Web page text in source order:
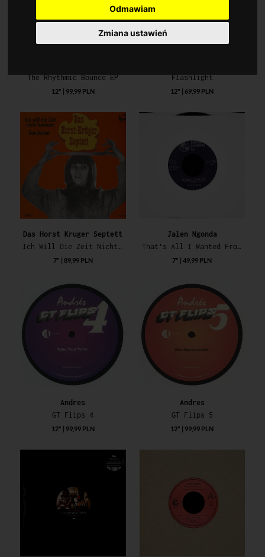
Odmawiam
Zmiana ustawień
The Rhythmic Bounce EP
12" | 99,99 PLN
Flashlight
12" | 69,99 PLN
Das Horst Kruger Septett
Ich Will Die Zeit Nicht Bereuen / Sonderbar
7" | 89,99 PLN
Jalen Ngonda
That's All I Wanted From You / So Glad I Found You
7" | 49,99 PLN
Andres
GT Flips 4
12" | 99,99 PLN
Andres
GT Flips 5
12" | 99,99 PLN